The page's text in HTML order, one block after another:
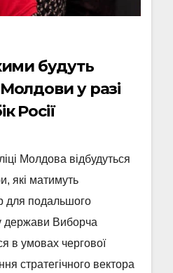
будуть
у разі
Росії
Молдова відбудуться
які матимуть
для подальшого
держави Виборча
в умовах чергової
стратегічного вектора